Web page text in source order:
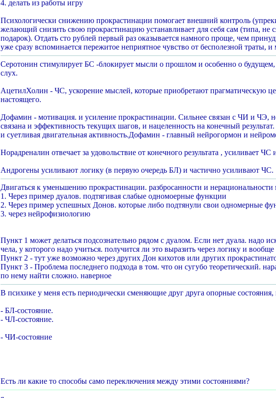
4. делать из работы игру
Психологически снижению прокрастинации помогает внешний контроль
желающий снизить свою прокрастинацию устанавливает для себя сам (типа, не
подарок). Отдать сто рублей первый раз оказывается намного проще, чем
уже сразу вспоминается пережитое неприятное чувство от бесполезной траты, и
Серотонин стимулирует БС -блокирует мысли о прошлом и особенно о
слух.
АцетилХолин - ЧС, ускорение мыслей, которые приобретают прагматическую
настоящего.
Дофамин - мотивация. и усиление прокрастинации. Сильнее связан с ЧИ и ЧЭ,
связана и эффективность текущих шагов, и нацеленность на конечный
и суетливая двигательная активность.Дофамин - главный нейрогормон и
Норадреналин отвечает за удовольствие от конечного результата , усиливает
Андрогены усиливают логику (в первую очередь БЛ) и частично усиливают ЧС.
Двигаться к уменьшению прокрастинации. разбросанности и
1. Через пример дуалов. подтягивая слабые одномоерные функции
2. Через пример успешных Донов. которые либо подтянули свои одномерные
3. через нейрофизиологию
Пункт 1 может делаться подсознательно рядом с дуалом. Если нет дуала. надо
чела, у которого надо учиться. получится ли это выразить через логику и
Пункт 2 - тут уже возможно через других Дон кихотов или других
Пункт 3 - Проблема последнего подхода в том. что он сугубо теоретический.
по нему найти сложно. наверное
В психике у меня есть периодически сменяющие друг друга опорные состояния,
- БЛ-состояние.
- ЧЛ-состояние.
- ЧИ-состояние
Есть ли какие то способы само переключения между этими состояниями?